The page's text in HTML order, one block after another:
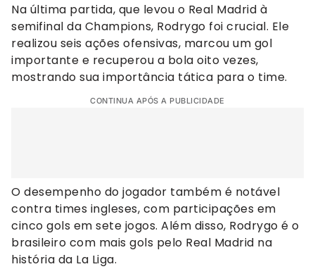
Na última partida, que levou o Real Madrid à
semifinal da Champions, Rodrygo foi crucial. Ele
realizou seis ações ofensivas, marcou um gol
importante e recuperou a bola oito vezes,
mostrando sua importância tática para o time.
CONTINUA APÓS A PUBLICIDADE
O desempenho do jogador também é notável
contra times ingleses, com participações em
cinco gols em sete jogos. Além disso, Rodrygo é o
brasileiro com mais gols pelo Real Madrid na
história da La Liga.